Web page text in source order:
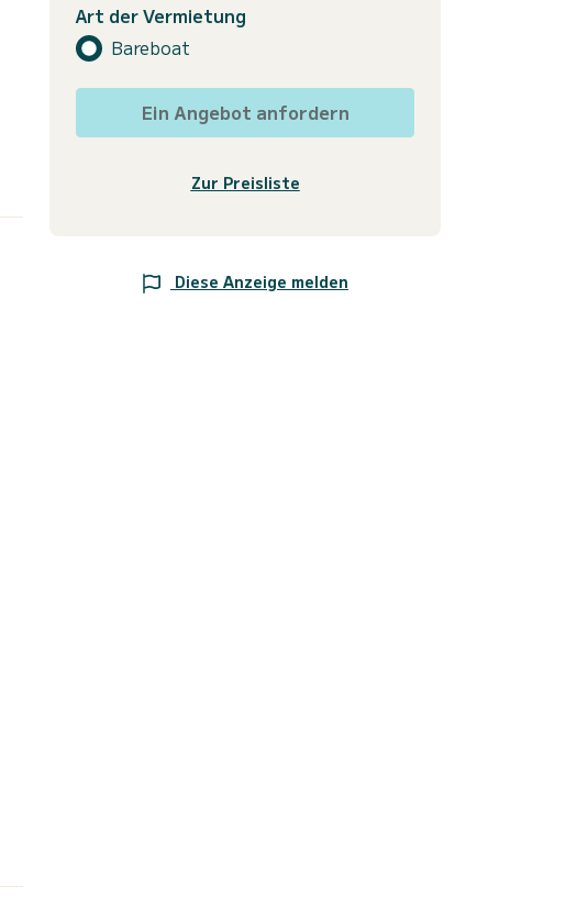
Art der Vermietung
Bareboat
Ein Angebot anfordern
Zur Preisliste
Diese Anzeige melden